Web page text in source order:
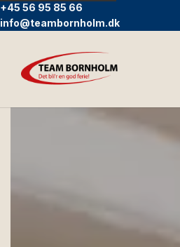
+45 56 95 85 66
info@teambornholm.dk